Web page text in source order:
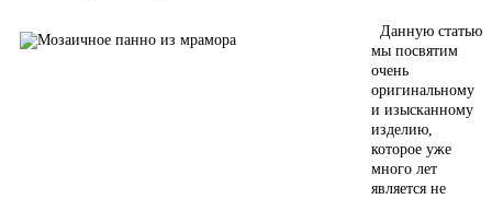
Данную статью
мы посвятим
очень
оригинальному
и изысканному
изделию,
которое уже
много лет
является не